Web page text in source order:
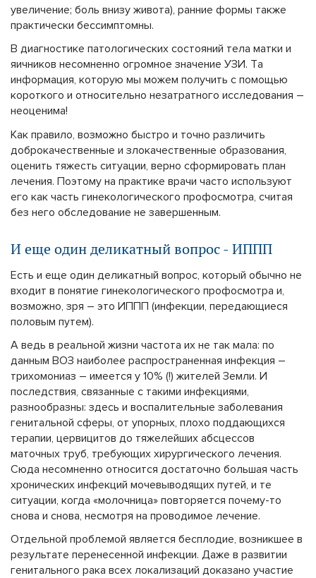
увеличение; боль внизу живота), ранние формы также
практически бессимптомны.
В диагностике патологических состояний тела матки и
яичников несомненно огромное значение УЗИ. Та
информация, которую мы можем получить с помощью
короткого и относительно незатратного исследования –
неоценима!
Как правило, возможно быстро и точно различить
доброкачественные и злокачественные образования,
оценить тяжесть ситуации, верно сформировать план
лечения. Поэтому на практике врачи часто используют
его как часть гинекологического профосмотра, считая
без него обследование не завершенным.
И еще один деликатный вопрос - ИППП
Есть и еще один деликатный вопрос, который обычно не
входит в понятие гинекологического профосмотра и,
возможно, зря – это ИППП (инфекции, передающиеся
половым путем).
А ведь в реальной жизни частота их не так мала: по
данным ВОЗ наиболее распространенная инфекция –
трихомониаз – имеется у 10% (!) жителей Земли. И
последствия, связанные с такими инфекциями,
разнообразны: здесь и воспалительные заболевания
генитальной сферы, от упорных, плохо поддающихся
терапии, цервицитов до тяжелейших абсцессов
маточных труб, требующих хирургического лечения.
Сюда несомненно относится достаточно большая часть
хронических инфекций мочевыводящих путей, и те
ситуации, когда «молочница» повторяется почему-то
снова и снова, несмотря на проводимое лечение.
Отдельной проблемой является бесплодие, возникшее в
результате перенесенной инфекции. Даже в развитии
генитального рака всех локализаций доказано участие